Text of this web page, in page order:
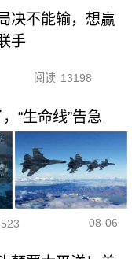
决不能输，想赢
手
阅读 13198
“生命线”告急
08-06